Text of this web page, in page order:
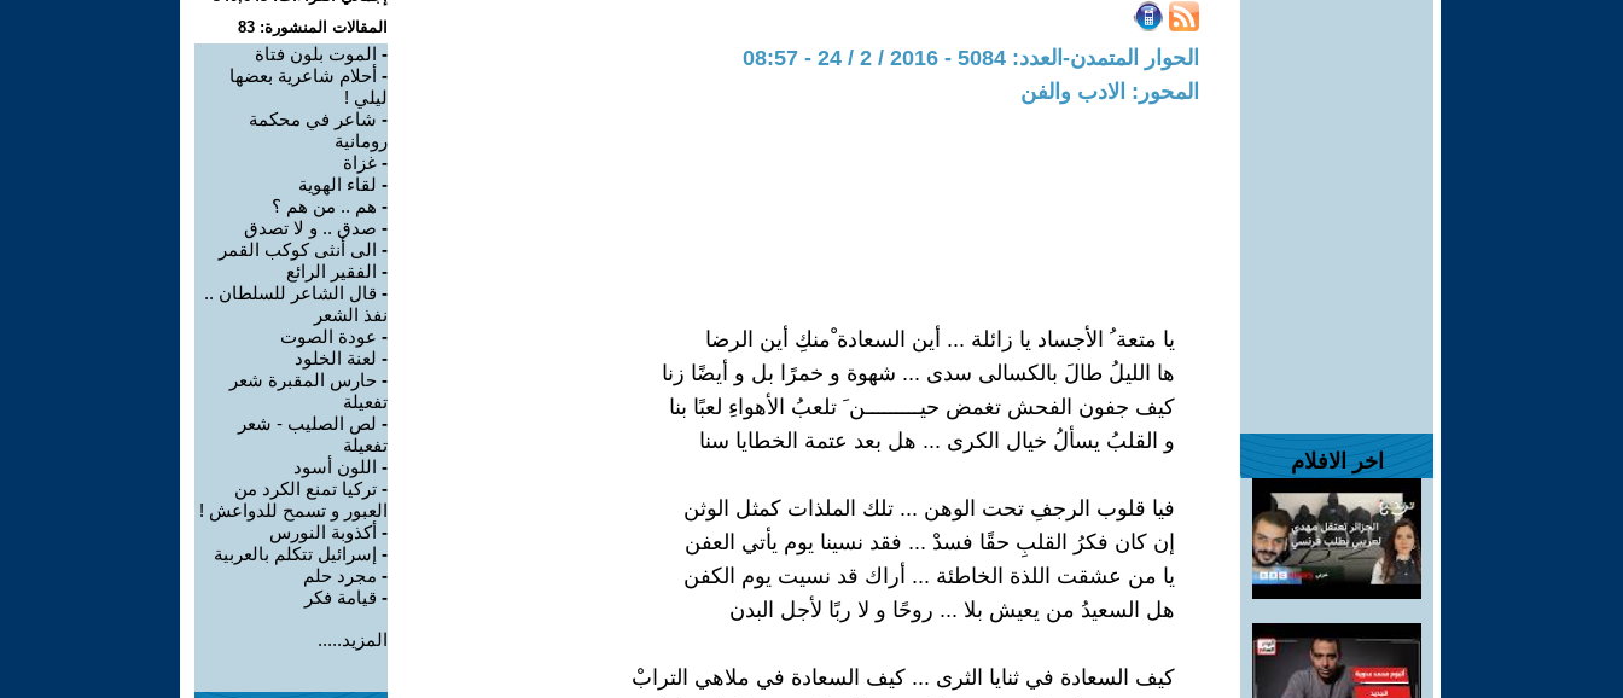
اخر الافلام
الحوار المتمدن-العدد: 5084 - 2016 / 2 / 24 - 08:57
المحور: الادب والفن
يا متعة ُ الأجساد يا زائلة ... أين السعادة ْمنكِ أين الرضا
ها الليلُ طالَ بالكسالى سدى ... شهوة و خمرًا بل و أيضًا زنا
كيف جفون الفحش تغمض حيـــــــــن َ تلعبُ الأهواءِ لعبًا بنا
و القلبُ يسألُ خيال الكرى ... هل بعد عتمة الخطايا سنا
فيا قلوب الرجفِ تحت الوهن ... تلك الملذات كمثل الوثن
إن كان فكرُ القلبِ حقًا فسدْ ... فقد نسينا يوم يأتي العفن
يا من عشقت اللذة الخاطئة ... أراك قد نسيت يوم الكفن
هل السعيدُ من يعيش بلا ... روحًا و لا ربًا لأجل البدن
كيف السعادة في ثنايا الثرى ... كيف السعادة في ملاهي الترابْ
المقالات المنشورة: 83
- الموت بلون فتاة
- أحلام شاعرية بعضها
ليلي !
- شاعر في محكمة
رومانية
- غزاة
- لقاء الهوية
- هم .. من هم ؟
- صدق .. و لا تصدق
- الى أنثى كوكب القمر
- الفقير الرائع
- قال الشاعر للسلطان ..
نفذ الشعر
- عودة الصوت
- لعنة الخلود
- حارس المقبرة شعر
تفعيلة
- لص الصليب - شعر
تفعيلة
- اللون أسود
- تركيا تمنع الكرد من
العبور و تسمح للدواعش !
- أكذوبة النورس
- إسرائيل تتكلم بالعربية
- مجرد حلم
- قيامة فكر
المزيد.....